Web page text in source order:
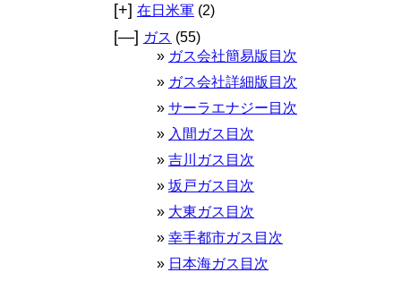
[+] 在日米軍 (2)
[—] ガス (55)
ガス会社簡易版目次
ガス会社詳細版目次
サーラエナジー目次
入間ガス目次
吉川ガス目次
坂戸ガス目次
大東ガス目次
幸手都市ガス目次
日本海ガス目次